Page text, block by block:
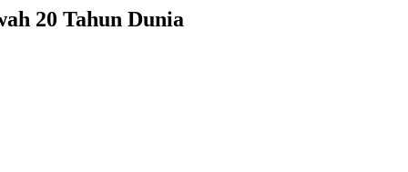
20 Tahun Dunia